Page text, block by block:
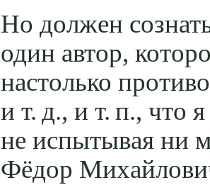
Но должен
один автор,
настолько
и т. д., и т. п., что
не испытывая ни
Фёдор